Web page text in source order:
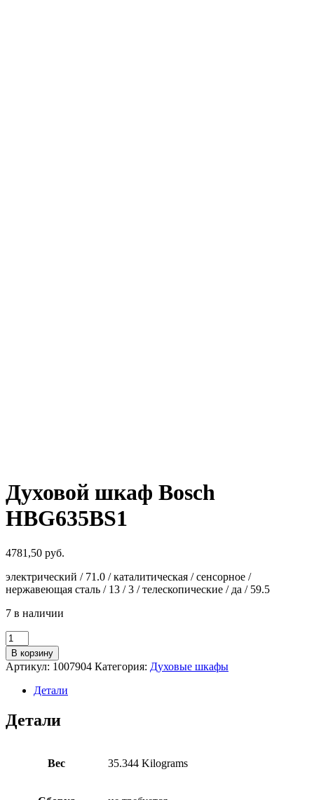
Духовой шкаф Bosch
HBG635BS1
4781,50 руб.
электрический / 71.0 / каталитическая / сенсорное /
нержавеющая сталь / 13 / 3 / телескопические / да / 59.5
7 в наличии
Количество
товара
Духовой
шкаф
Bosch
HBG635BS1
В корзину
Артикул: 1007904 Категория: Духовые шкафы
Детали
Детали
Вес 35.344 Kilograms